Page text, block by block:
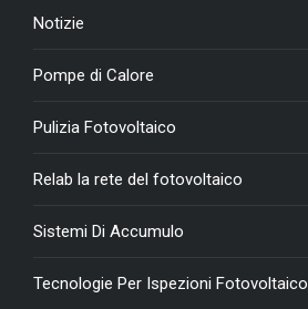
Notizie
Pompe di Calore
Pulizia Fotovoltaico
Relab la rete del fotovoltaico
Sistemi Di Accumulo
Tecnologie Per Ispezioni Fotovoltaico